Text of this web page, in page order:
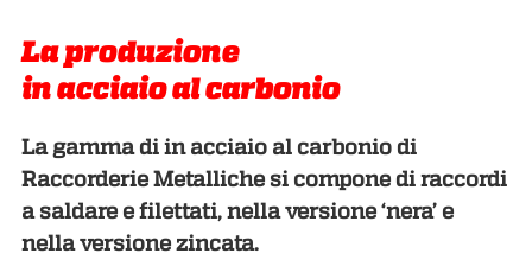
La produzione
in acciaio al carbonio
La gamma di in acciaio al carbonio di
Raccorderie Metalliche si compone di raccordi
a saldare e filettati, nella versione ‘nera’ e
nella versione zincata.